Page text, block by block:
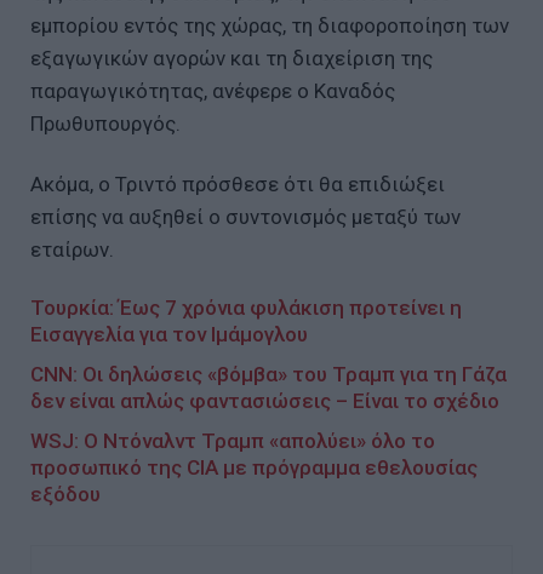
εμπορίου εντός της χώρας, τη διαφοροποίηση των
εξαγωγικών αγορών και τη διαχείριση της
παραγωγικότητας, ανέφερε ο Καναδός
Πρωθυπουργός.
Ακόμα, ο Τριντό πρόσθεσε ότι θα επιδιώξει
επίσης να αυξηθεί ο συντονισμός μεταξύ των
εταίρων.
Τουρκία: Έως 7 χρόνια φυλάκιση προτείνει η
Εισαγγελία για τον Ιμάμογλου
CNN: Οι δηλώσεις «βόμβα» του Τραμπ για τη Γάζα
δεν είναι απλώς φαντασιώσεις – Είναι το σχέδιο
WSJ: Ο Ντόναλντ Τραμπ «απολύει» όλο το
προσωπικό της CIA με πρόγραμμα εθελουσίας
εξόδου